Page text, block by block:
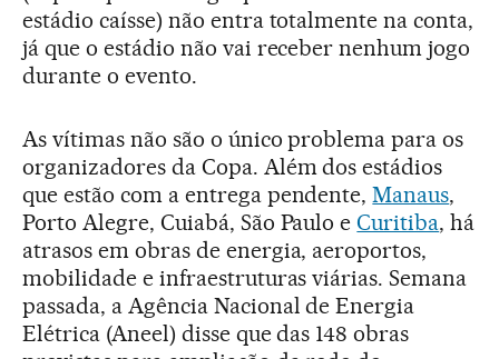
estádio caísse) não entra totalmente na conta,
já que o estádio não vai receber nenhum jogo
durante o evento.
As vítimas não são o único problema para os
organizadores da Copa. Além dos estádios
que estão com a entrega pendente,Manaus,
Porto Alegre, Cuiabá, São Paulo eCuritiba, há
atrasos em obras de energia, aeroportos,
mobilidade e infraestruturas viárias. Semana
passada, a Agência Nacional de Energia
Elétrica (Aneel) disse que das 148 obras